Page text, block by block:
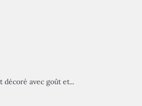
avec goût et...